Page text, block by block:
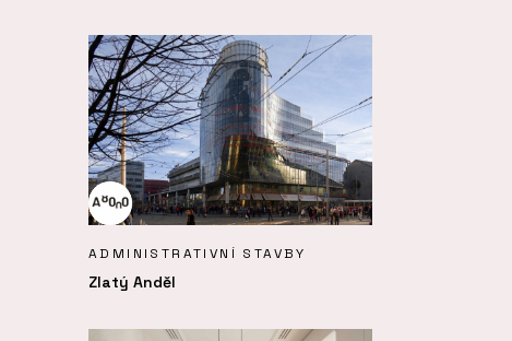
ADMINISTRATIVNÍ STAVBY
Zlatý Anděl